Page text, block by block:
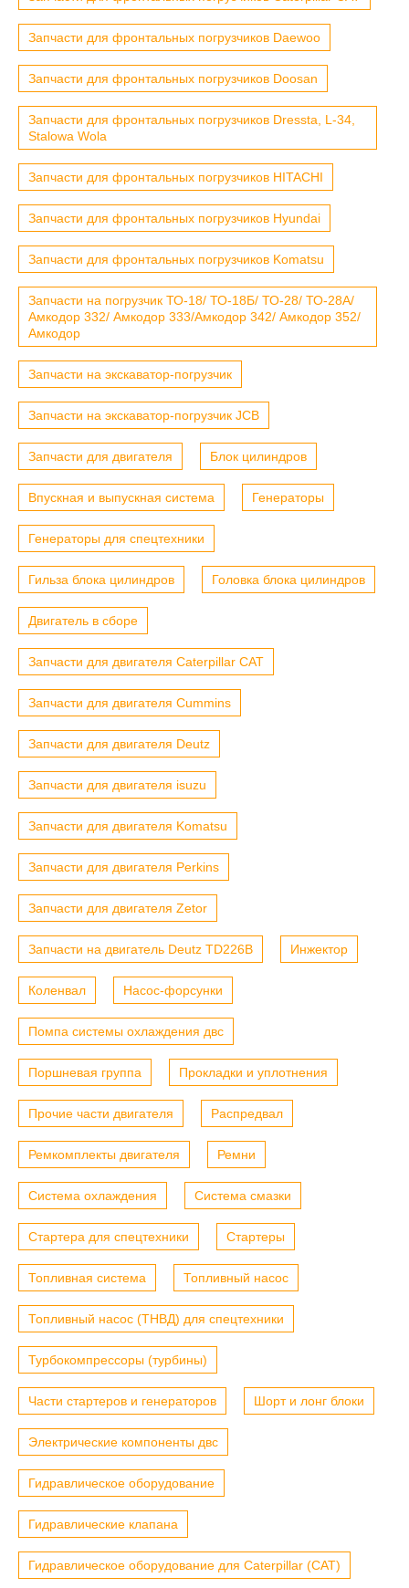
Запчасти для фронтальных погрузчиков Daewoo
Запчасти для фронтальных погрузчиков Doosan
Запчасти для фронтальных погрузчиков Dressta, L-34,
Stalowa Wola
Запчасти для фронтальных погрузчиков HITACHI
Запчасти для фронтальных погрузчиков Hyundai
Запчасти для фронтальных погрузчиков Komatsu
Запчасти на погрузчик ТО-18/ ТО-18Б/ ТО-28/ ТО-28А/
Амкодор 332/ Амкодор 333/Амкодор 342/ Амкодор 352/
Амкодор
Запчасти на экскаватор-погрузчик
Запчасти на экскаватор-погрузчик JCB
Запчасти для двигателя Блок цилиндров
Впускная и выпускная система Генераторы
Генераторы для спецтехники
Гильза блока цилиндров Головка блока цилиндров
Двигатель в сборе
Запчасти для двигателя Caterpillar CAT
Запчасти для двигателя Cummins
Запчасти для двигателя Deutz
Запчасти для двигателя isuzu
Запчасти для двигателя Komatsu
Запчасти для двигателя Perkins
Запчасти для двигателя Zetor
Запчасти на двигатель Deutz TD226B Инжектор
Коленвал Насос-форсунки
Помпа системы охлаждения двс
Поршневая группа Прокладки и уплотнения
Прочие части двигателя Распредвал
Ремкомплекты двигателя Ремни
Система охлаждения Система смазки
Стартера для спецтехники Стартеры
Топливная система Топливный насос
Топливный насос (ТНВД) для спецтехники
Турбокомпрессоры (турбины)
Части стартеров и генераторов Шорт и лонг блоки
Электрические компоненты двс
Гидравлическое оборудование
Гидравлические клапана
Гидравлическое оборудование для Caterpillar (CAT)